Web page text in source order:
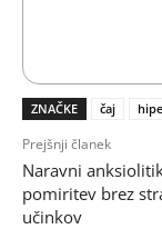
ZNAČKE čaj
Prejšnji članek
Naravni
pomiritev brez
učinkov